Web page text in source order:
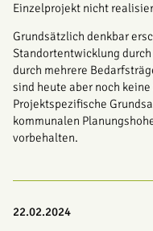
Einzelprojekt nicht
Grundsätzlich denkbar
Standortentwicklung
durch mehrere
sind heute aber noch
Projektspezifische
kommunalen
vorbehalten.
22.02.2024